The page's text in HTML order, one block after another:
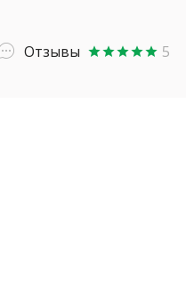
Отзывы starstarstarstarstar 5